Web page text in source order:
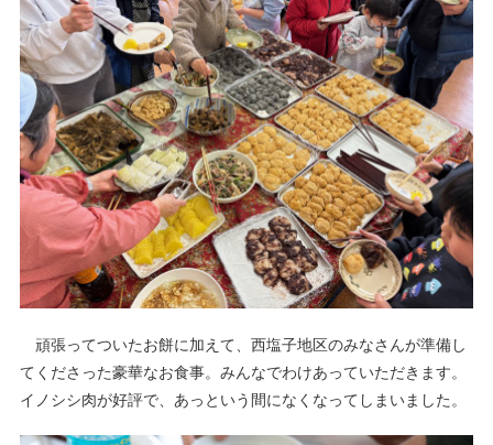
頑張ってついたお餅に加えて、西塩子地区のみなさんが準備し
てくださった豪華なお食事。みんなでわけあっていただきます。
イノシシ肉が好評で、あっという間になくなってしまいました。